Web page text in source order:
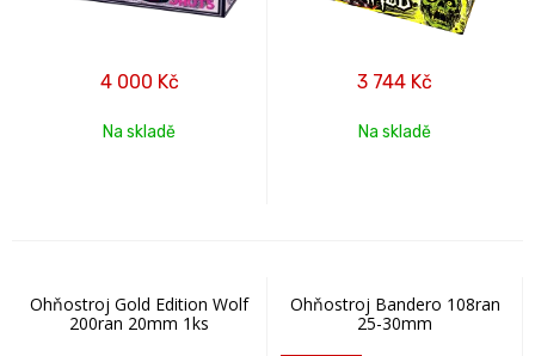
4 000 Kč
Na skladě
3 744 Kč
Na skladě
Ohňostroj Gold Edition Wolf
200ran 20mm 1ks
Ohňostroj Bandero 108ran
25-30mm